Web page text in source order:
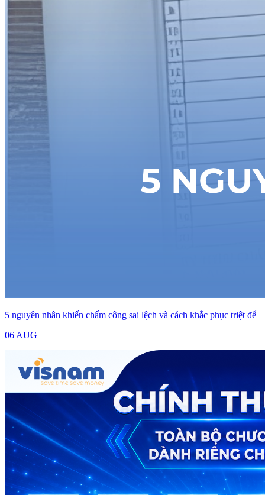
5 nguyên nhân khiến chấm công sai lệch và cách khắc phục triệt để
06 AUG